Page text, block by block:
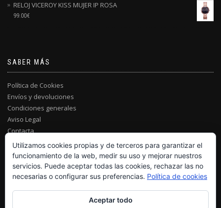
RELOJ VICEROY KISS MUJER IP ROSA
99.00€
SABER MÁS
Política de Cookies
Envíos y devoluciones
Condiciones generales
Aviso Legal
Contacta
Utilizamos cookies propias y de terceros para garantizar el
funcionamiento de la web, medir su uso y mejorar nuestros
servicios. Puede aceptar todas las cookies, rechazar las no
necesarias o configurar sus preferencias. Política de cookies
Aceptar todo